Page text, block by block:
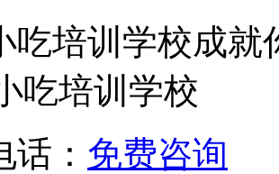
吃培训学校成
吃培训学校
： 免费咨询